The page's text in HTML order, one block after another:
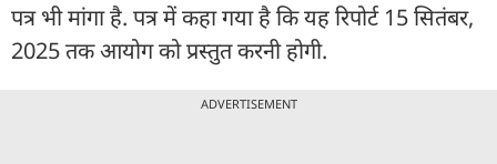
पत्र भी मांगा है. पत्र में कहा गया है कि यह रिपोर्ट 15 सितंबर,
2025 तक आयोग को प्रस्तुत करनी होगी.
ADVERTISEMENT